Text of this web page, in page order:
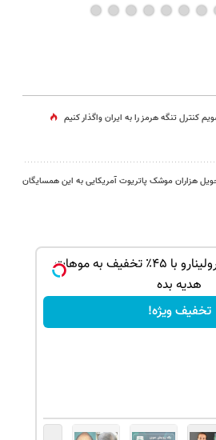
کنترل تنگه هرمز را به ایران واگذار کنیم
هزاران موشک پاتریوت آمریکایی به این همسایگان
شامپو جلبک اسپیرولینارو با ۴۵٪ تخفیف به موهات
هدیه بده
تخفیف ویژه!